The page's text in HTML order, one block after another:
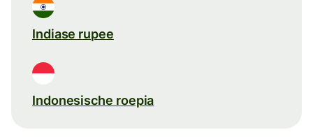
Indiase rupee
Indonesische roepia